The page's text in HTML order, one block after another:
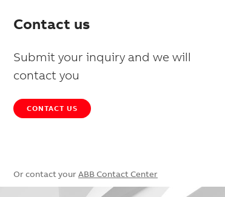
Contact us
Submit your inquiry and we will
contact you
CONTACT US
Or contact your ABB Contact Center